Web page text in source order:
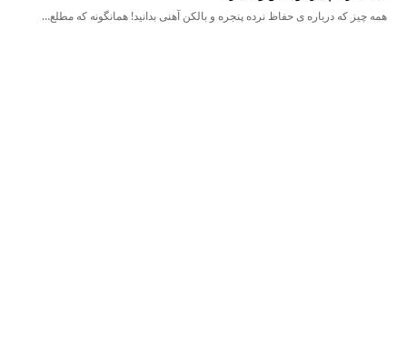
همه چیز که درباره ی حفاظ نرده پنجره و بالکن آهنی بدانید! همانگونه که مطلع…